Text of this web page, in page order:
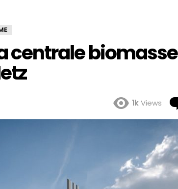
centrale biomasse
1kViews